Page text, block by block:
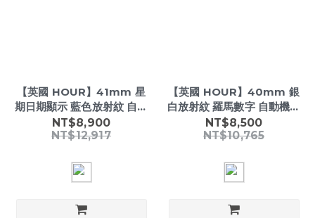
【英國 HOUR】41mm 星
期日期顯示 藍色放射紋 自動
機械錶 精鋼男錶
NT$8,900
NT$12,917
【英國 HOUR】40mm 銀
白放射紋 羅馬數字 自動機械
錶 精鋼男錶
NT$8,500
NT$10,765